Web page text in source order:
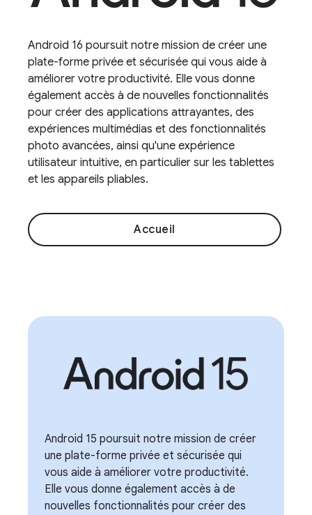
Android 16 poursuit notre mission de créer une
plate-forme privée et sécurisée qui vous aide à
améliorer votre productivité. Elle vous donne
également accès à de nouvelles fonctionnalités
pour créer des applications attrayantes, des
expériences multimédias et des fonctionnalités
photo avancées, ainsi qu'une expérience
utilisateur intuitive, en particulier sur les tablettes
et les appareils pliables.
Accueil
Android 15 poursuit notre mission de créer
une plate-forme privée et sécurisée qui
vous aide à améliorer votre productivité.
Elle vous donne également accès à de
nouvelles fonctionnalités pour créer des